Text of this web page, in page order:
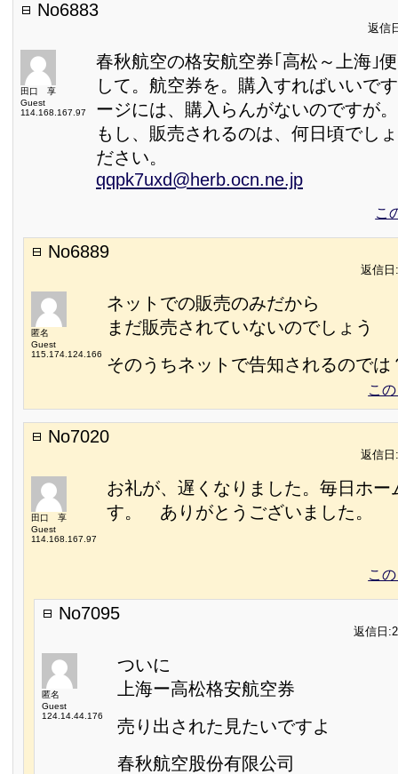
No6883
返信
田口 享
Guest
114.168.167.97
春秋航空の格安航空券｢高松～上海｣
して。航空券を。購入すればいいで
ージには、購入らんがないので
もし、販売されるのは、何日頃でし
ださい。
qqpk7uxd@herb.ocn.ne.jp
こ
No6889
返信
匿名
Guest
115.174.124.166
ネットでの販売のみだから
まだ販売されていないのでしょう
そのうちネットで告知されるのでは
こ
No7020
返信
田口 享
Guest
114.168.167.97
お礼が、遅くなりました。毎日ホー
す。 ありがとうございました。
こ
No7095
返信日
匿名
Guest
124.14.44.176
ついに
上海ー高松格安航空券
売り出された見たいですよ
春秋航空股份有限公司